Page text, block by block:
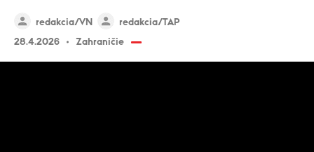
redakcia/VN
redakcia/TAP
28.4.2026
Zahraničie